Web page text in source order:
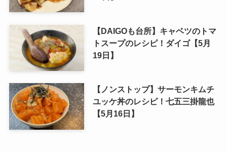
【DAIGOも台所】キャベツのトマ
トスープのレシピ！ダイゴ【5月
19日】
【ノンストップ】サーモンキムチ
ユッケ丼のレシピ！七五三掛龍也
【5月16日】